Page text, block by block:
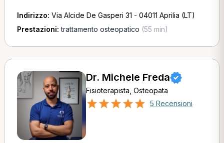
Indirizzo: Via Alcide De Gasperi 31 - 04011 Aprilia (LT)
Prestazioni:trattamento osteopatico (55 min)
Dr. Michele Freda
Fisioterapista, Osteopata
5 Recensioni